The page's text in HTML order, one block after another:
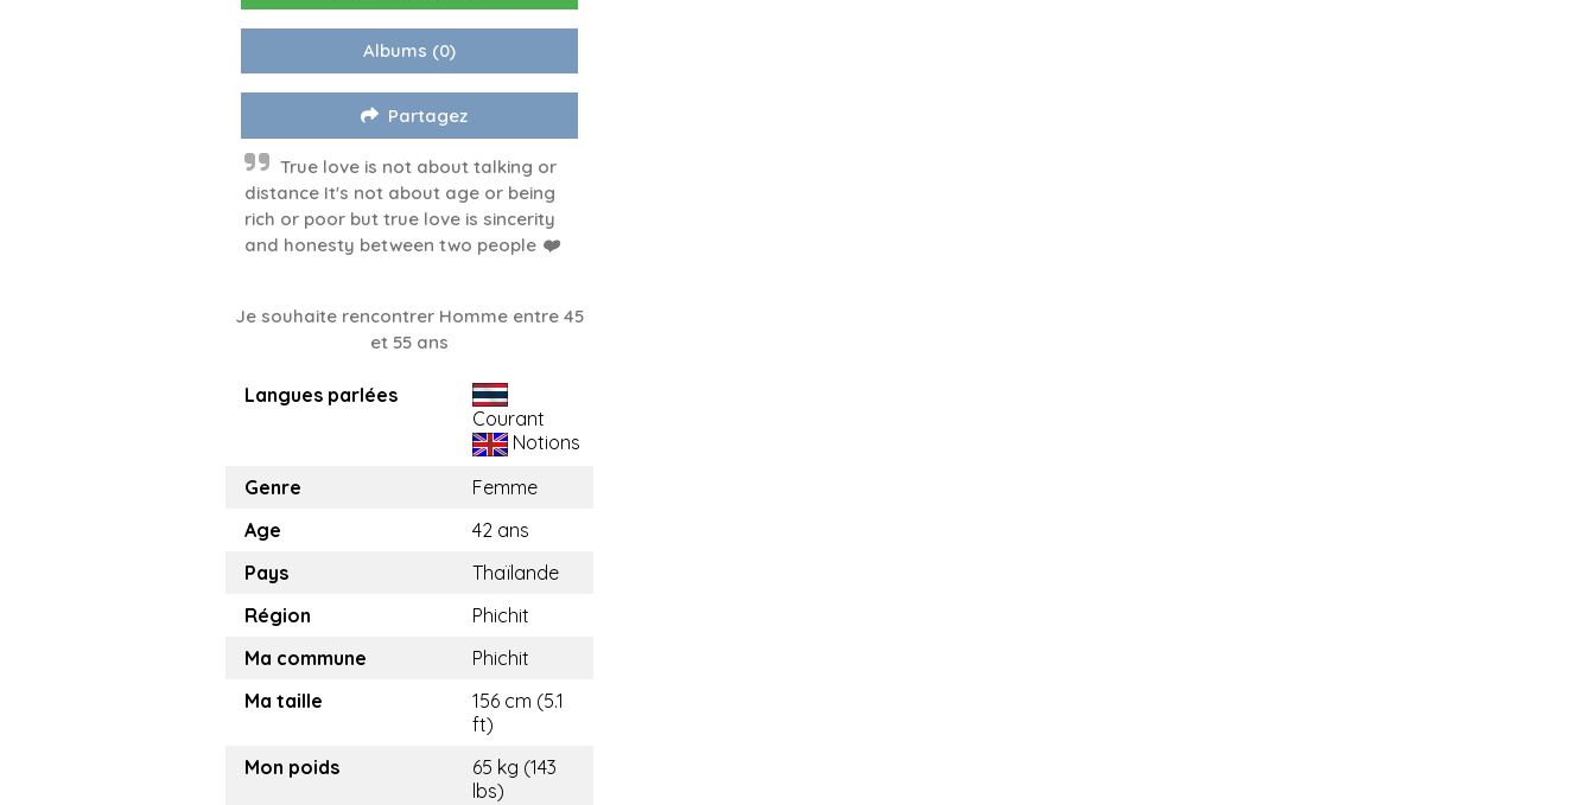
Albums (0)
Partagez
True love is not about talking or
distance It's not about age or being
rich or poor but true love is sincerity
and honesty between two people ❤️
Je souhaite rencontrer Homme entre 45
et 55 ans
Langues parlées
Courant
Notions
Genre
Femme
Age
42 ans
Pays
Thaïlande
Région
Phichit
Ma commune
Phichit
Ma taille
156 cm (5.1
ft)
Mon poids
65 kg (143
lbs)